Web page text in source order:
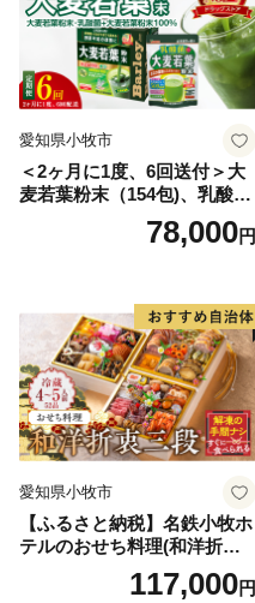
愛知県小牧市
＜2ヶ月に1度、6回送付＞大
麦若葉粉末（154包)、乳酸菌
+大麦若葉粉末（7包) 山本
78,000円
愛知県小牧市
【ふるさと納税】名鉄小牧ホ
テルのおせち料理(和洋折衷
三段)冷蔵 52品 4～5人前 202
7年 【数量限定 お申込期限1
117,000円